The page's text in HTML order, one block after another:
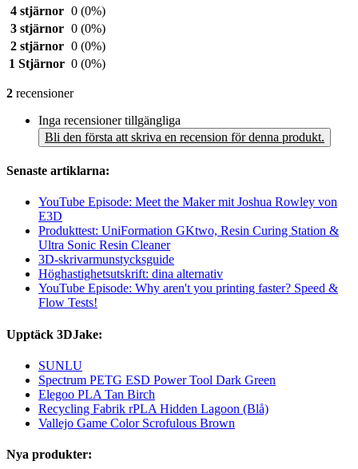
4 stjärnor 0 (0%)
3 stjärnor 0 (0%)
2 stjärnor 0 (0%)
1 Stjärnor 0 (0%)
2 recensioner
Inga recensioner tillgängliga
Bli den första att skriva en recension för denna produkt.
Senaste artiklarna:
YouTube Episode: Meet the Maker mit Joshua Rowley von
E3D
Produkttest: UniFormation GKtwo, Resin Curing Station &
Ultra Sonic Resin Cleaner
3D-skrivarmunstycksguide
Höghastighetsutskrift: dina alternativ
YouTube Episode: Why aren't you printing faster? Speed &
Flow Tests!
Upptäck 3DJake:
SUNLU
Spectrum PETG ESD Power Tool Dark Green
Elegoo PLA Tan Birch
Recycling Fabrik rPLA Hidden Lagoon (Blå)
Vallejo Game Color Scrofulous Brown
Nya produkter: